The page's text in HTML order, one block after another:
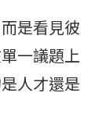
是看見彼
一議題上
人才還是